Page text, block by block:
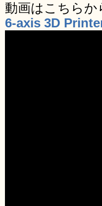
動画はこちらか
6-axis 3D